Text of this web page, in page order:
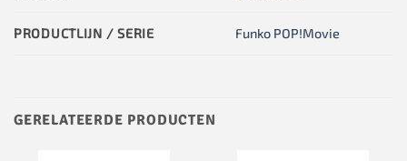
PRODUCTLIJN / SERIE Funko POP!Movie
GERELATEERDE PRODUCTEN